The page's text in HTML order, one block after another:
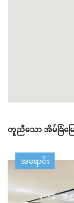
တူညီသော အိမ်ခြံမြေ
အရောင်း